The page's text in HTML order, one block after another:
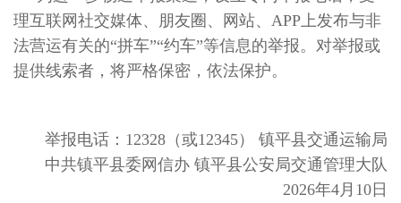
理互联网社交媒体、朋友圈、网站、APP上发布与非
法营运有关的“拼车”“约车”等信息的举报。对举报或
提供线索者，将严格保密，依法保护。
举报电话：12328（或12345） 镇平县交通运输局
中共镇平县委网信办 镇平县公安局交通管理大队
2026年4月10日